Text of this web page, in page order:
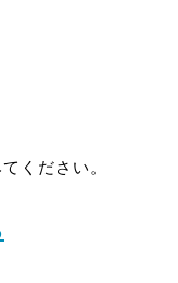
ください。